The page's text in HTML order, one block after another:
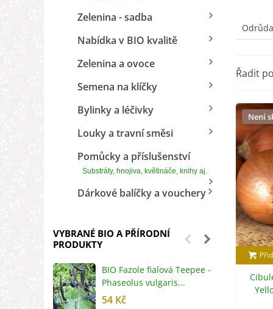
Zelenina - sadba
Nabídka v BIO kvalitě
Zelenina a ovoce
Semena na klíčky
Bylinky a léčivky
Louky a travní směsi
Pomůcky a příslušenství
Substráty, hnojiva, květináče, knihy aj.
Dárkové balíčky a vouchery
VYBRANÉ BIO A PŘÍRODNÍ
PRODUKTY
BIO Fazole fialová Teepee -
Phaseolus vulgaris...
54 Kč
Řadit
Není